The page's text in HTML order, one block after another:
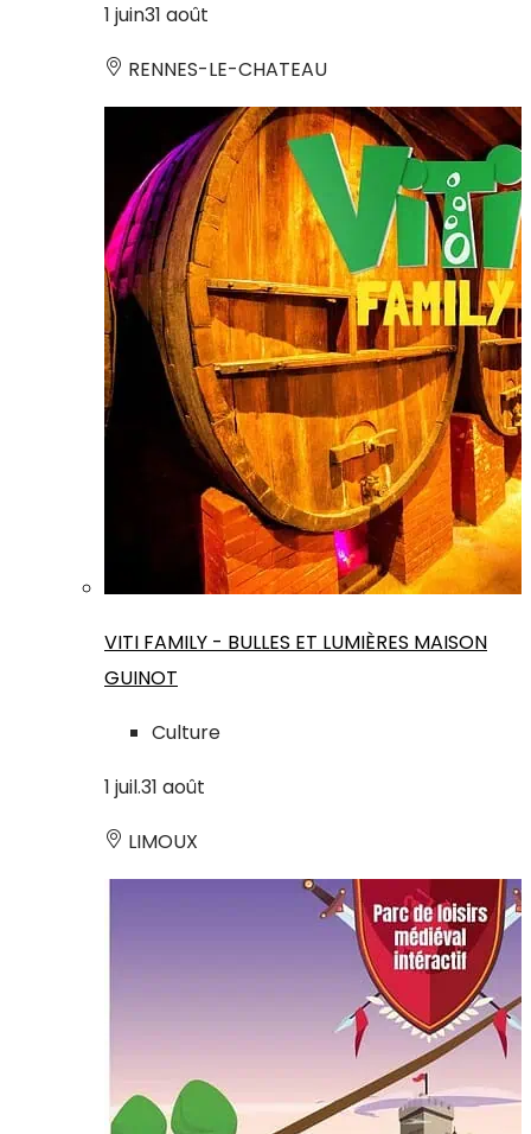
1 juin31 août
RENNES-LE-CHATEAU
VITI FAMILY - BULLES ET LUMIÈRES MAISON
GUINOT
Culture
1 juil.31 août
LIMOUX